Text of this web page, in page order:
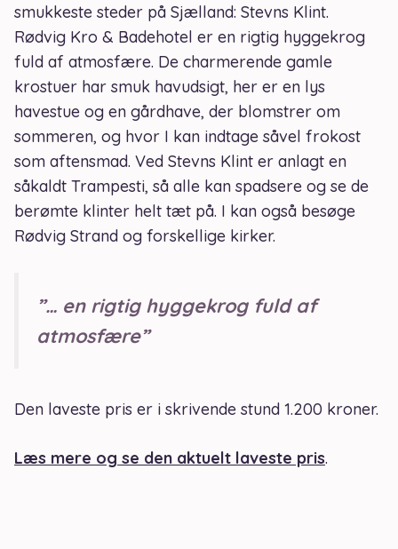
smukkeste steder på Sjælland: Stevns Klint.
Rødvig Kro & Badehotel er en rigtig hyggekrog
fuld af atmosfære. De charmerende gamle
krostuer har smuk havudsigt, her er en lys
havestue og en gårdhave, der blomstrer om
sommeren, og hvor I kan indtage såvel frokost
som aftensmad. Ved Stevns Klint er anlagt en
såkaldt Trampesti, så alle kan spadsere og se de
berømte klinter helt tæt på. I kan også besøge
Rødvig Strand og forskellige kirker.
”… en rigtig hyggekrog fuld af
atmosfære”
Den laveste pris er i skrivende stund 1.200 kroner.
Læs mere og se den aktuelt laveste pris.